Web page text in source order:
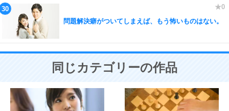
問題解決癖がついてしまえば、もう怖いものはない。
同じカテゴリーの作品